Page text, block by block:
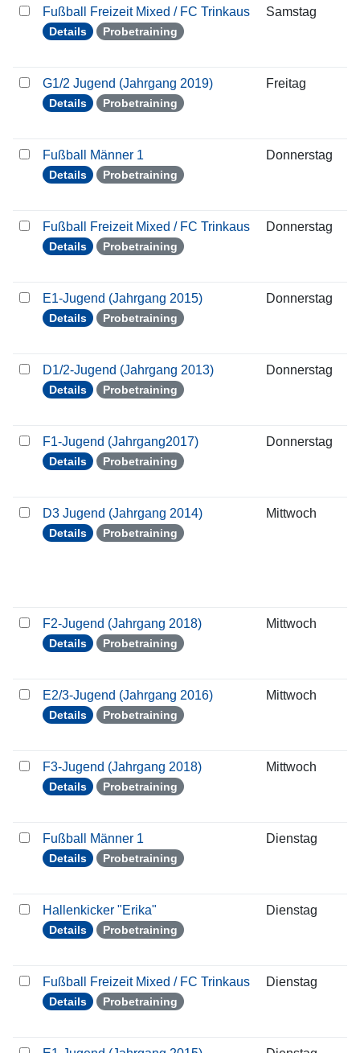
Fußball Freizeit Mixed / FC Trinkaus
Details Probetraining
Samstag
G1/2 Jugend (Jahrgang 2019)
Details Probetraining
Freitag
Fußball Männer 1
Details Probetraining
Donnerstag
Fußball Freizeit Mixed / FC Trinkaus
Details Probetraining
Donnerstag
E1-Jugend (Jahrgang 2015)
Details Probetraining
Donnerstag
D1/2-Jugend (Jahrgang 2013)
Details Probetraining
Donnerstag
F1-Jugend (Jahrgang2017)
Details Probetraining
Donnerstag
D3 Jugend (Jahrgang 2014)
Details Probetraining
Mittwoch
F2-Jugend (Jahrgang 2018)
Details Probetraining
Mittwoch
E2/3-Jugend (Jahrgang 2016)
Details Probetraining
Mittwoch
F3-Jugend (Jahrgang 2018)
Details Probetraining
Mittwoch
Fußball Männer 1
Details Probetraining
Dienstag
Hallenkicker "Erika"
Details Probetraining
Dienstag
Fußball Freizeit Mixed / FC Trinkaus
Details Probetraining
Dienstag